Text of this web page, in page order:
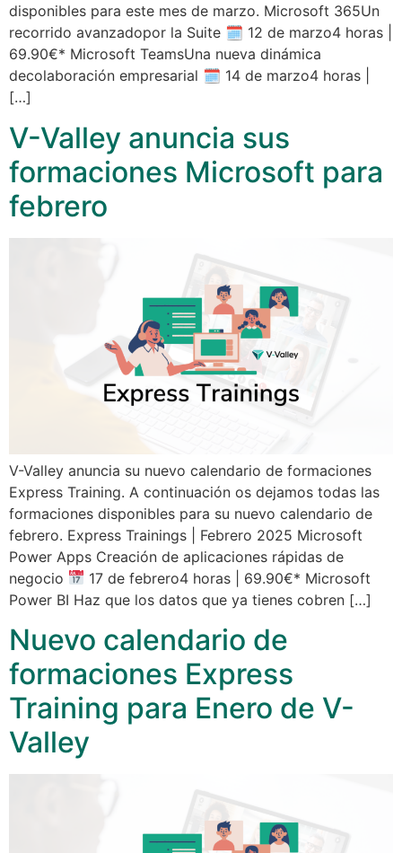
disponibles para este mes de marzo. Microsoft 365Un
recorrido avanzadopor la Suite 🗓 12 de marzo4 horas |
69.90€* Microsoft TeamsUna nueva dinámica
decolaboración empresarial 🗓 14 de marzo4 horas |
[…]
V-Valley anuncia sus
formaciones Microsoft para
febrero
V-Valley anuncia su nuevo calendario de formaciones
Express Training. A continuación os dejamos todas las
formaciones disponibles para su nuevo calendario de
febrero. Express Trainings | Febrero 2025 Microsoft
Power Apps Creación de aplicaciones rápidas de
negocio
17 de febrero4 horas | 69.90€* Microsoft
Power BI Haz que los datos que ya tienes cobren […]
Nuevo calendario de
formaciones Express
Training para Enero de V-
Valley